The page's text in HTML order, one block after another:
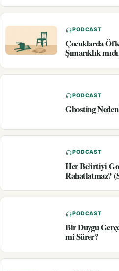
PODCAST
Çocuklarda
Şımarıklık
PODCAST
Ghosting
PODCAST
Her Belirtiyi
Rahatlatmaz?
PODCAST
Bir Duygu
mi Sürer?